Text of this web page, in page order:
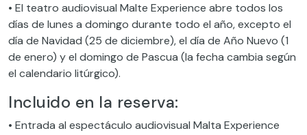
• El teatro audiovisual Malte Experience abre todos los
días de lunes a domingo durante todo el año, excepto el
día de Navidad (25 de diciembre), el día de Año Nuevo (1
de enero) y el domingo de Pascua (la fecha cambia según
el calendario litúrgico).
Incluido en la reserva:
• Entrada al espectáculo audiovisual Malta Experience